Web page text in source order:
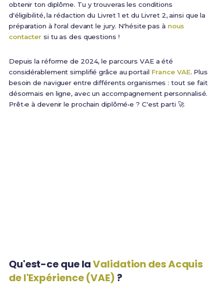
obtenir ton diplôme. Tu y trouveras les conditions
d'éligibilité, la rédaction du Livret 1 et du Livret 2, ainsi que la
préparation à l'oral devant le jury. N'hésite pas à nous
contacter si tu as des questions !
Depuis la réforme de 2024, le parcours VAE a été
considérablement simplifié grâce au portail France VAE. Plus
besoin de naviguer entre différents organismes : tout se fait
désormais en ligne, avec un accompagnement personnalisé.
Prêt•e à devenir le prochain diplômé•e ? C'est parti 🚀
Qu'est-ce que laValidation des Acquis
de l'Expérience (VAE) ?